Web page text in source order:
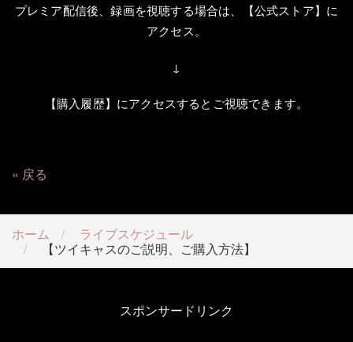
プレミア配信後、録画を視聴する場合は、【公式ストア】に
アクセス。
↓
【購入履歴】にアクセスするとご視聴できます。
戻る
ホーム
ライブスケジュール
【ツイキャスのご説明、ご購入方法】
スポンサードリンク